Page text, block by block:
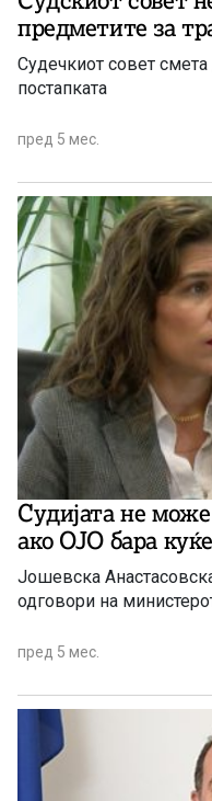
предметите за
Судечкиот совет
постапката
пред 5 мес.
Судијата не
ако ОЈО бара
Јошевска
одговори на
пред 5 мес.